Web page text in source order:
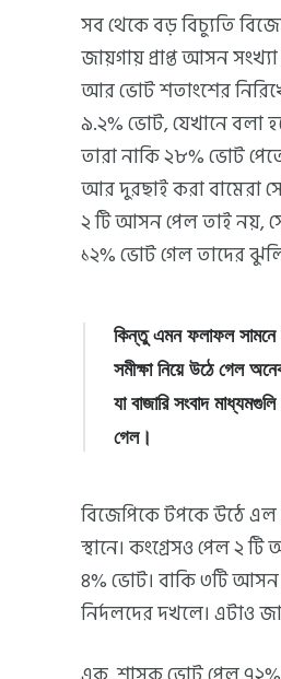
সব থেকে বড় বিচ্যুতি
জায়গায় প্রাপ্ত আসন সংখ্যা
আর ভোট শতাংশের
৯.২% ভোট, যেখানে বলা
তারা নাকি ২৮% ভোট
আর দুরছাই করা বামেরা
২ টি আসন পেল তাই নয়,
১২% ভোট গেল তাদের
কিন্তু এমন ফলাফল
সমীক্ষা নিয়ে উঠে গেল
যা বাজারি সংবাদ
গেল।
বিজেপিকে টপকে উঠে এল
স্থানে। কংগ্রেসও পেল ২
৪% ভোট। বাকি ৩টি
নির্দলদের দখলে। এটাও